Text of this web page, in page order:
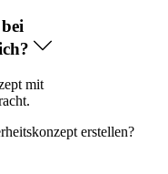
mit
erstellen?